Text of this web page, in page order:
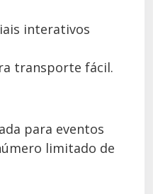
interativos
transporte fácil.
para eventos
limitado de